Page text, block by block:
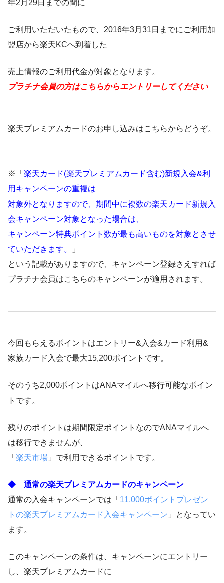
年2月29日までの間に
ご利用いただいたもので、2016年3月31日までにご利用加
盟店から楽天KCへ到着した
売上情報のご利用代金が対象となります。
プラチナ会員の方はこちらからエントリーしてください
楽天プレミアムカードのお申し込みはこちらからどうぞ。
※「 楽天カード(楽天プレミアムカード含む)新規入会&利
用キャンペーンの重複は
対象外となりますので、期間中に複数の楽天カード新規入
会キャンペーン対象となった場合は、
キャンペーン特典ポイント数が最も高いものを対象とさせ
ていただきます。
」
という記載がありますので、キャンペーン登録さえすれば
プラチナ会員はこちらのキャンペーンが適用されます。
今回もらえるポイントはエントリー&入会&カード利用&
家族カード入会で最大15,200ポイントです。
そのうち2,000ポイントはANAマイルへ移行可能なポイン
トです。
残りのポイントは期間限定ポイントなのでANAマイルへ
は移行できませんが、
「 楽天市場 」で利用できるポイントです。
◆ 通常の楽天プレミアムカードのキャンペーン
通常の入会キャンペーンでは「 11,000ポイントプレゼン
トの楽天プレミアムカード入会キャンペーン 」となってい
ます。
このキャンペーンの条件は、キャンペーンにエントリー
し、楽天プレミアムカードに